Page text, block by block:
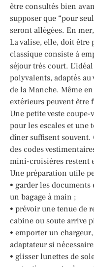
être consultés bien
supposer que “pour
seront allégées. En
La valise, elle, doit être
classique consiste à
séjour très court.
polyvalents, adaptés
de la Manche. Même
extérieurs peuvent être
Une petite veste
pour les escales et une
dîner suffisent
des codes
mini-croisières restent
Une préparation utile
• garder les
un bagage à main ;
• prévoir une tenue de
cabine ou soute arrive
• emporter un
adaptateur si
• glisser lunettes de